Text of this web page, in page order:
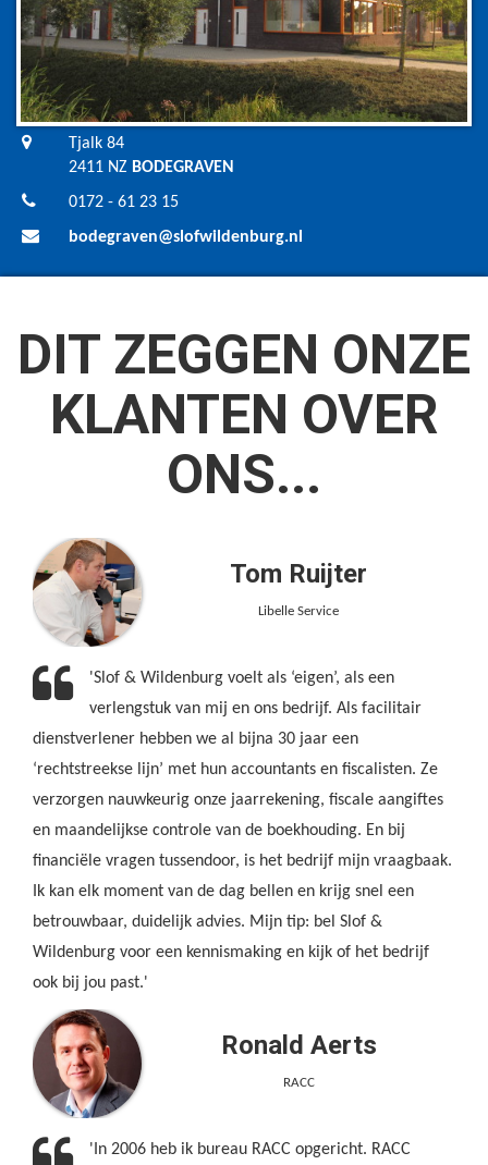
Tjalk 84
2411 NZ BODEGRAVEN
0172 - 61 23 15
bodegraven@slofwildenburg.nl
DIT ZEGGEN ONZE
KLANTEN OVER
ONS...
Tom Ruijter
Libelle Service
'Slof & Wildenburg voelt als ‘eigen’, als een
verlengstuk van mij en ons bedrijf. Als facilitair
dienstverlener hebben we al bijna 30 jaar een
‘rechtstreekse lijn’ met hun accountants en fiscalisten. Ze
verzorgen nauwkeurig onze jaarrekening, fiscale aangiftes
en maandelijkse controle van de boekhouding. En bij
financiële vragen tussendoor, is het bedrijf mijn vraagbaak.
Ik kan elk moment van de dag bellen en krijg snel een
betrouwbaar, duidelijk advies. Mijn tip: bel Slof &
Wildenburg voor een kennismaking en kijk of het bedrijf
ook bij jou past.'
Ronald Aerts
RACC
'In 2006 heb ik bureau RACC opgericht. RACC